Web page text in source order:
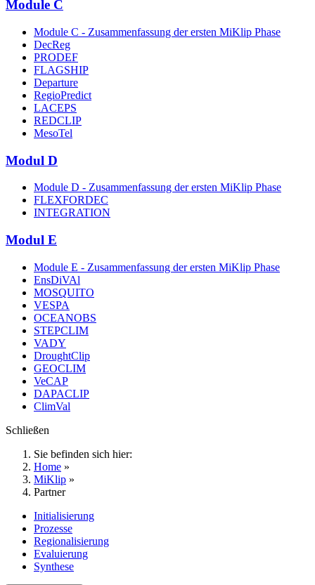
Module C
Module C - Zusammenfassung der ersten MiKlip Phase
DecReg
PRODEF
FLAGSHIP
Departure
RegioPredict
LACEPS
REDCLIP
MesoTel
Modul D
Module D - Zusammenfassung der ersten MiKlip Phase
FLEXFORDEC
INTEGRATION
Modul E
Module E - Zusammenfassung der ersten MiKlip Phase
EnsDiVAl
MOSQUITO
VESPA
OCEANOBS
STEPCLIM
VADY
DroughtClip
GEOCLIM
VeCAP
DAPACLIP
ClimVal
Schließen
Sie befinden sich hier:
Home »
MiKlip »
Partner
Initialisierung
Prozesse
Regionalisierung
Evaluierung
Synthese